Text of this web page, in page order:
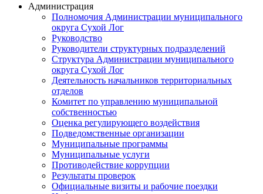
Администрация
Полномочия Администрации муниципального
округа Сухой Лог
Руководство
Руководители структурных подразделений
Структура Администрации муниципального
округа Сухой Лог
Деятельность начальников территориальных
отделов
Комитет по управлению муниципальной
собственностью
Оценка регулирующего воздействия
Подведомственные организации
Муниципальные программы
Муниципальные услуги
Противодействие коррупции
Результаты проверок
Официальные визиты и рабочие поездки